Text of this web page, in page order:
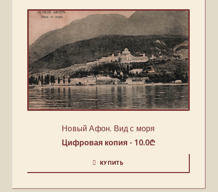
Новый Афон. Вид с моря
Цифровая копия - 10.0₾
КУПИТЬ